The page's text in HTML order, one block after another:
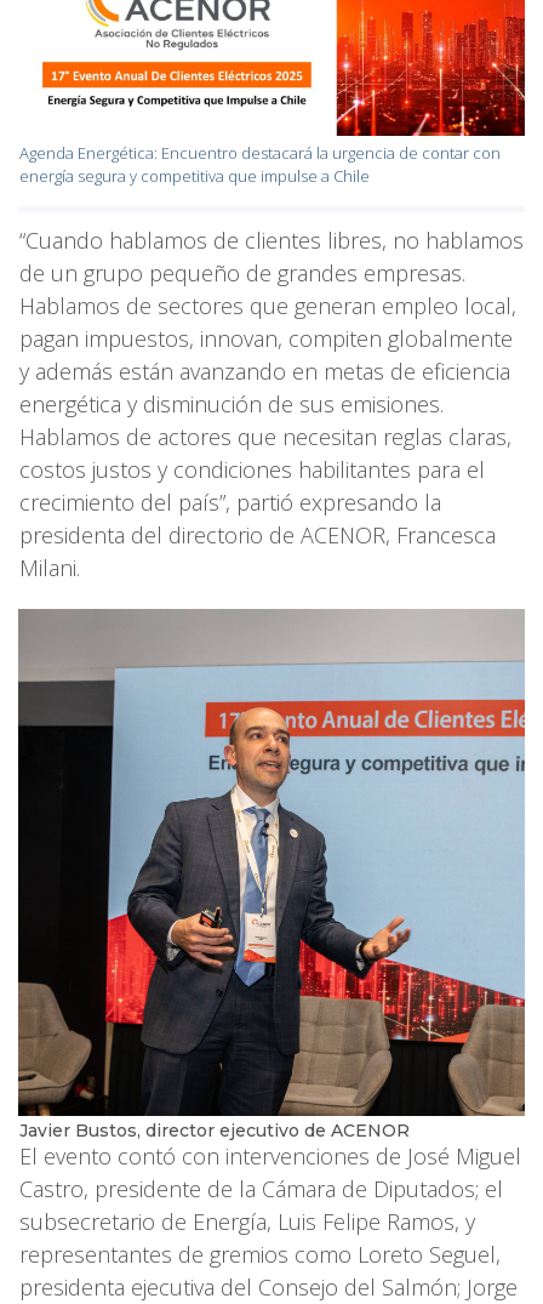
Agenda Energética: Encuentro destacará la urgencia de contar con
energía segura y competitiva que impulse a Chile
“Cuando hablamos de clientes libres, no hablamos
de un grupo pequeño de grandes empresas.
Hablamos de sectores que generan empleo local,
pagan impuestos, innovan, compiten globalmente
y además están avanzando en metas de eficiencia
energética y disminución de sus emisiones.
Hablamos de actores que necesitan reglas claras,
costos justos y condiciones habilitantes para el
crecimiento del país”, partió expresando la
presidenta del directorio de ACENOR, Francesca
Milani.
Javier Bustos, director ejecutivo de ACENOR
El evento contó con intervenciones de José Miguel
Castro, presidente de la Cámara de Diputados; el
subsecretario de Energía, Luis Felipe Ramos, y
representantes de gremios como Loreto Seguel,
presidenta ejecutiva del Consejo del Salmón; Jorge